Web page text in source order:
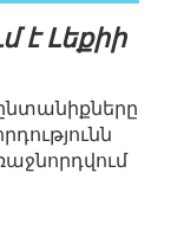
է Լեքիի